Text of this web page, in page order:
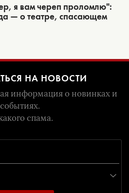
я вам череп проломлю":
— о театре, спасающем
НА НОВОСТИ
информация о новинках и
событиях.
спама.